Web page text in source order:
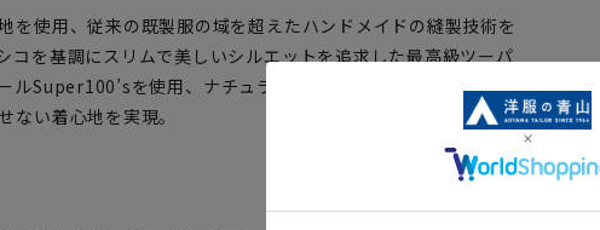
を使用、従来の既製服の域を超えたハンドメイドの縫製技術を
コを基調にスリムで美しいシルエットを追求した最高級ツーパ
ルSuper100’sを使用、ナチュラルな伸縮性と滑らかな肌触りを
ない着心地を実現。